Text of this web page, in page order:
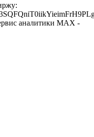
аналитики MAX -